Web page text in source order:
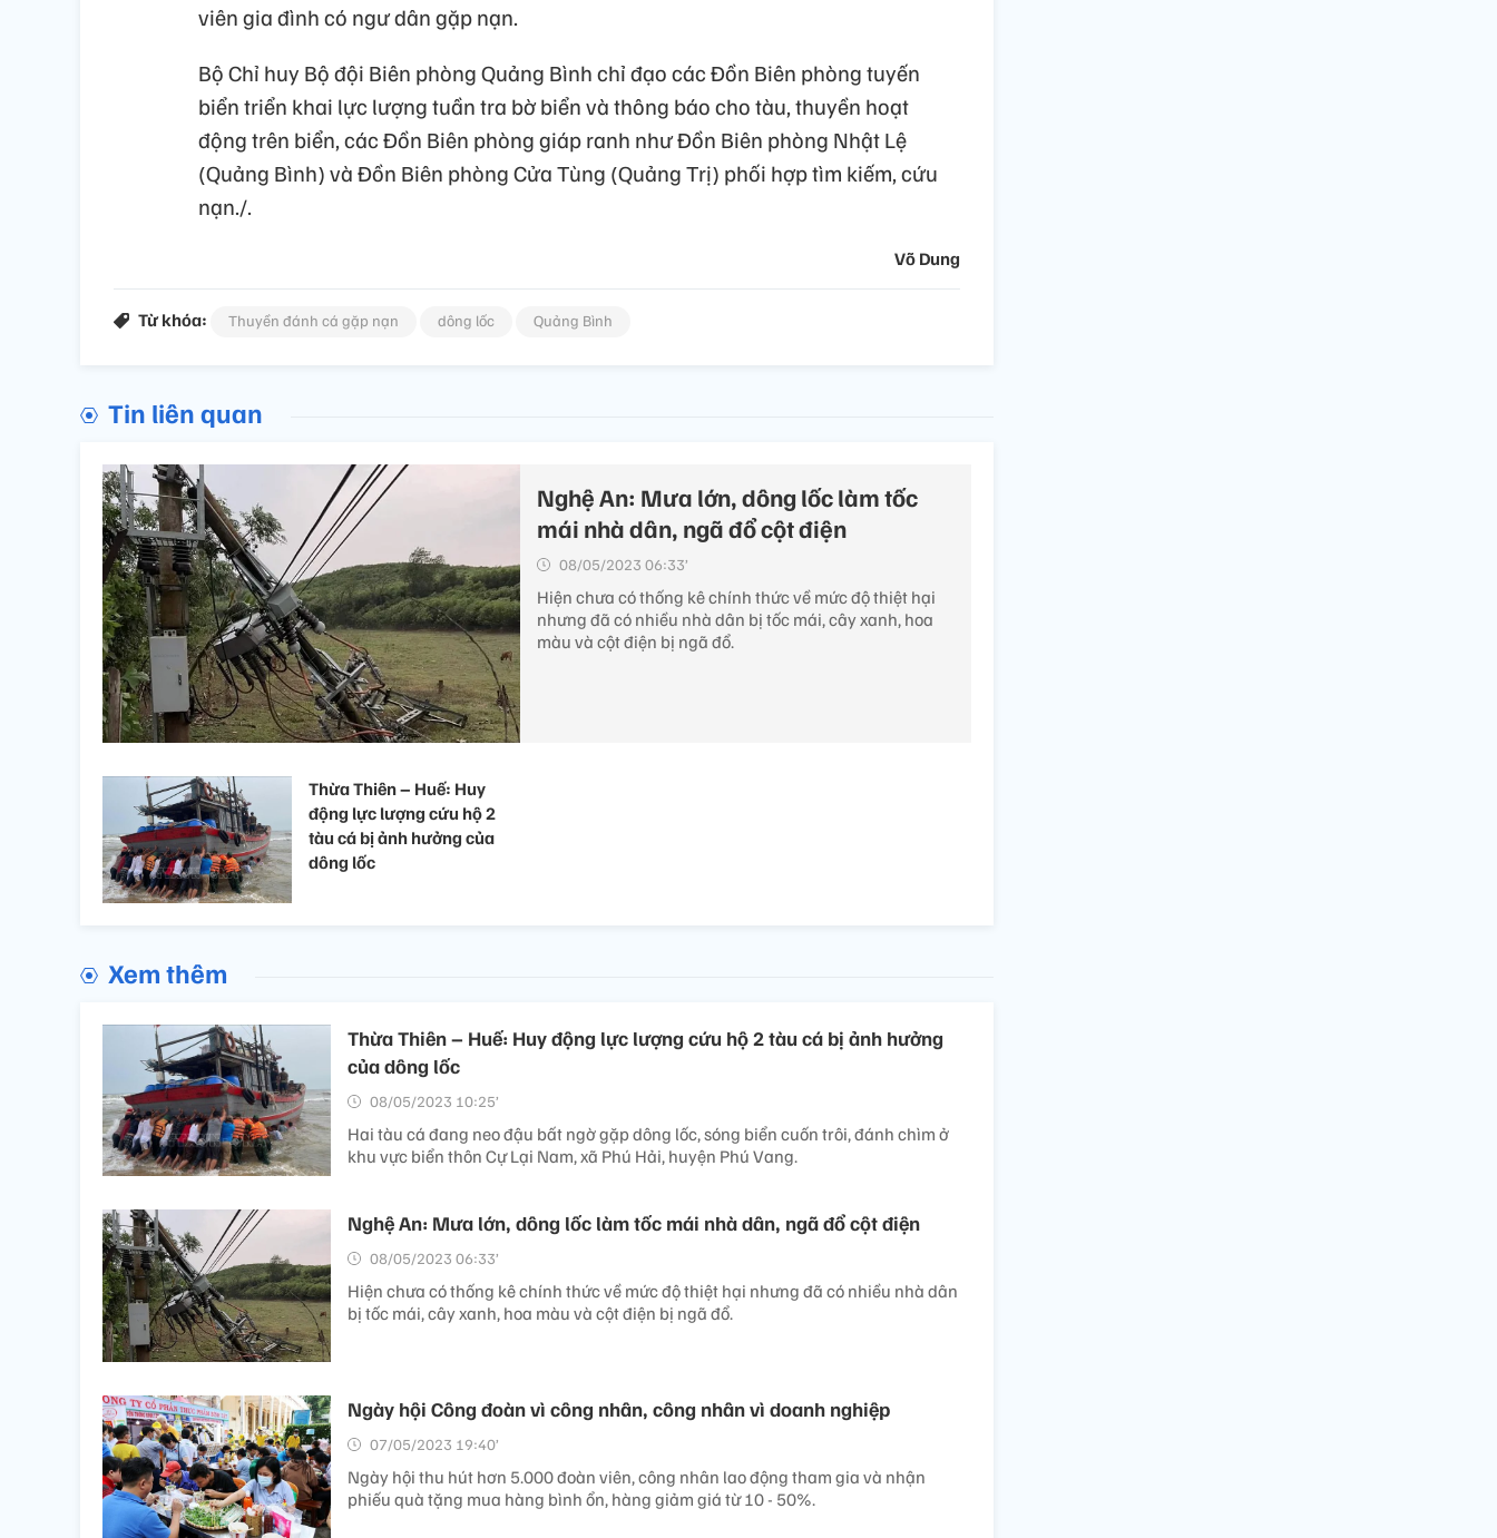
viên gia đình có ngư dân gặp nạn.
Bộ Chỉ huy Bộ đội Biên phòng Quảng Bình chỉ đạo các Đồn Biên phòng tuyến
biển triển khai lực lượng tuần tra bờ biển và thông báo cho tàu, thuyền hoạt
động trên biển, các Đồn Biên phòng giáp ranh như Đồn Biên phòng Nhật Lệ
(Quảng Bình) và Đồn Biên phòng Cửa Tùng (Quảng Trị) phối hợp tìm kiếm, cứu
nạn./.
Võ Dung
Từ khóa: Thuyền đánh cá gặp nạn dông lốc Quảng Bình
Tin liên quan
Nghệ An: Mưa lớn, dông lốc làm tốc
mái nhà dân, ngã đổ cột điện
08/05/2023 06:33’
Hiện chưa có thống kê chính thức về mức độ thiệt hại
nhưng đã có nhiều nhà dân bị tốc mái, cây xanh, hoa
màu và cột điện bị ngã đổ.
Thừa Thiên – Huế: Huy
động lực lượng cứu hộ 2
tàu cá bị ảnh hưởng của
dông lốc
Xem thêm
Thừa Thiên – Huế: Huy động lực lượng cứu hộ 2 tàu cá bị ảnh hưởng
của dông lốc
08/05/2023 10:25’
Hai tàu cá đang neo đậu bất ngờ gặp dông lốc, sóng biển cuốn trôi, đánh chìm ở
khu vực biển thôn Cự Lại Nam, xã Phú Hải, huyện Phú Vang.
Nghệ An: Mưa lớn, dông lốc làm tốc mái nhà dân, ngã đổ cột điện
08/05/2023 06:33’
Hiện chưa có thống kê chính thức về mức độ thiệt hại nhưng đã có nhiều nhà dân
bị tốc mái, cây xanh, hoa màu và cột điện bị ngã đổ.
Ngày hội Công đoàn vì công nhân, công nhân vì doanh nghiệp
07/05/2023 19:40’
Ngày hội thu hút hơn 5.000 đoàn viên, công nhân lao động tham gia và nhận
phiếu quà tặng mua hàng bình ổn, hàng giảm giá từ 10 - 50%.